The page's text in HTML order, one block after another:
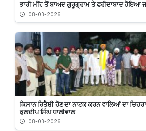
ਭਾਰੀ ਮੀਂਹ ਤੋਂ ਬਾਅਦ ਗੁਰੂਗ੍ਰਾਮ ਤੇ ਫਰੀਦਾਬਾਦ ਹੋਇਆ
08-08-2026
ਕਿਸਾਨ ਹਿਤੈਸ਼ੀ ਹੋਣ ਦਾ ਨਾਟਕ ਕਰਨ ਵਾਲਿਆਂ ਦਾ
ਕੁਲਦੀਪ ਸਿੰਘ ਧਾਲੀਵਾਲ
08-08-2026